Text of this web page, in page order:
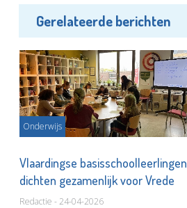
Gerelateerde berichten
Onderwijs
Vlaardingse basisschoolleerlingen
dichten gezamenlijk voor Vrede
Redactie - 24-04-2026